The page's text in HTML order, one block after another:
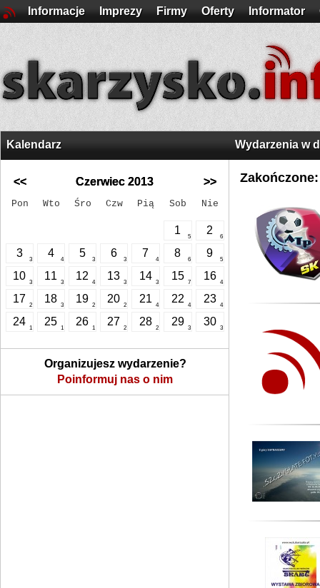
Informacje Imprezy Firmy Oferty Informator
Kalendarz
<< Czerwiec 2013 >>
Pon Wto Śro Czw Pią Sob Nie
1
5
2
6
3
3
4
4
5
3
6
3
7
4
8
6
9
5
10
3
11
3
12
4
13
3
14
3
15
7
16
4
17
2
18
3
19
2
20
2
21
4
22
4
23
4
24
1
25
1
26
1
27
2
28
2
29
3
30
3
Organizujesz wydarzenie?
Poinformuj nas o nim
Wydarzenia w
Zakończone: